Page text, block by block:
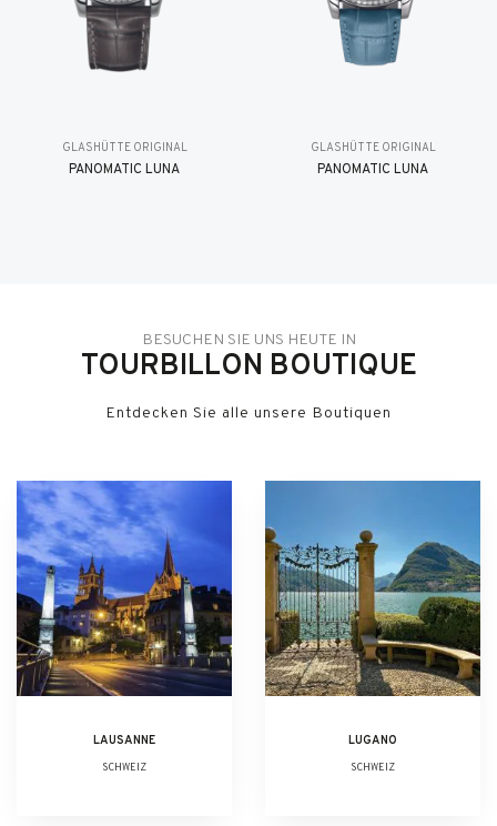
GLASHÜTTE ORIGINAL
PANOMATIC LUNA
GLASHÜTTE ORIGINAL
PANOMATIC LUNA
BESUCHEN SIE UNS HEUTE IN
TOURBILLON BOUTIQUE
Entdecken Sie alle unsere Boutiquen
LAUSANNE
SCHWEIZ
LUGANO
SCHWEIZ